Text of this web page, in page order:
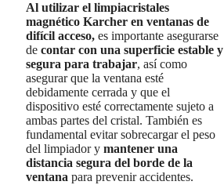
Al utilizar el limpiacristales
magnético Karcher en ventanas de
difícil acceso, es importante asegurarse
de contar con una superficie estable y
segura para trabajar, así como
asegurar que la ventana esté
debidamente cerrada y que el
dispositivo esté correctamente sujeto a
ambas partes del cristal. También es
fundamental evitar sobrecargar el peso
del limpiador y mantener una
distancia segura del borde de la
ventana para prevenir accidentes.